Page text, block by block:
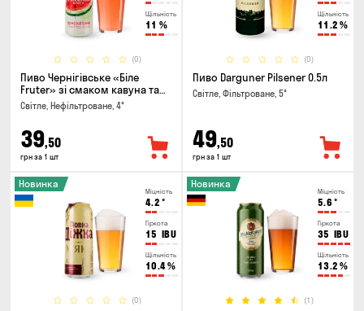
Щільність
11 %
(0)
Пиво Чернігівське «Біле
Fruter» зі смаком кавуна та
м'яти 0.5л
Світле, Нефільтроване, 4°
39,50
грн за 1 шт
Щільність
11.2 %
(0)
Пиво Darguner Pilsener 0.5л
Світле, Фільтроване, 5°
49,50
грн за 1 шт
Міцність
4.2 °
Гіркота
15 IBU
Щільність
10.4%
(0)
Новинка
Міцність
5.6 °
Гіркота
35 IBU
Щільність
13.2 %
(1)
Новинка